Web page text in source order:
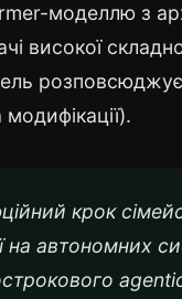
моделлю з
високої
крок
на автономних